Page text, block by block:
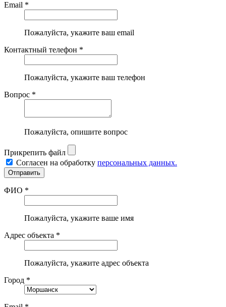
Email *
Пожалуйста, укажите ваш email
Контактный телефон *
Пожалуйста, укажите ваш телефон
Вопрос *
Пожалуйста, опишите вопрос
Прикрепить файл
Согласен на обработку персональных данных.
ФИО *
Пожалуйста, укажите ваше имя
Адрес объекта *
Пожалуйста, укажите адрес объекта
Город *